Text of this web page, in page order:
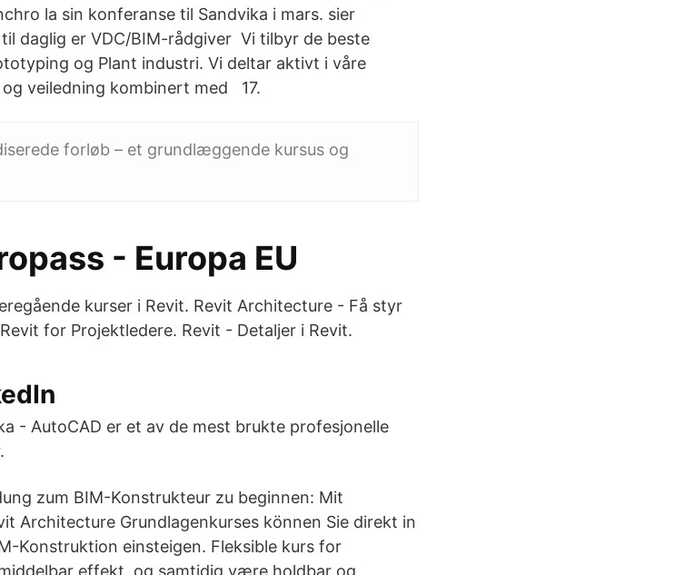
la sin konferanse til Sandvika i mars. sier
daglig er VDC/BIM-rådgiver Vi tilbyr de beste
og Plant industri. Vi deltar aktivt i våre
veiledning kombinert med 17.
forløb – et grundlæggende kursus og
- Europa EU
kurser i Revit. Revit Architecture - Få styr
for Projektledere. Revit - Detaljer i Revit.
- AutoCAD er et av de mest brukte profesjonelle
zum BIM-Konstrukteur zu beginnen: Mit
Architecture Grundlagenkurses können Sie direkt in
Konstruktion einsteigen. Fleksible kurs for
effekt, og samtidig være holdbar og